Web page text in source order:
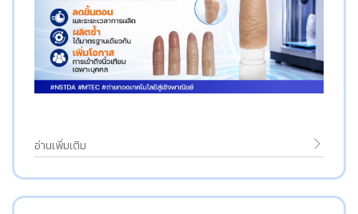
อ่านเพิ่มเติม